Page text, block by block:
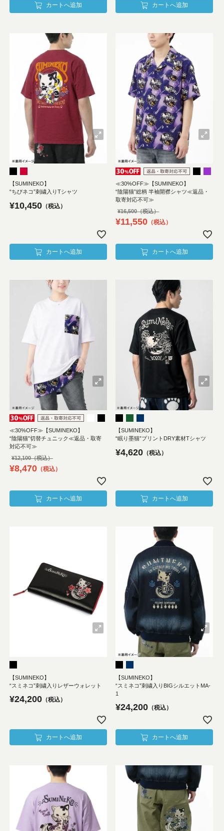
カートへ追加 カートへ追加
【SUMINEKO】
“ちびネコ”刺繍入りTシャツ
¥10,450 税込
カートへ追加
≪30%OFF≫【SUMINEKO】
“陰陽猫”総柄 半袖開襟シャツ≪返品・
取寄対応不可≫
¥16,500
¥11,550 税込
カートへ追加
≪30%OFF≫【SUMINEKO】
“陰陽猫”切替チュニック≪返品・取寄
対応不可≫
¥12,100
¥8,470 税込
カートへ追加
【SUMINEKO】
“眠り墨猫”プリントDRY素材Tシャツ
¥4,620 税込
カートへ追加
【SUMINEKO】
“スミネコ”刺繍入りレザーウォレット
¥24,200 税込
カートへ追加
【SUMINEKO】
“スミネコ”刺繍入りBIGシルエットMA-
1
¥24,200 税込
カートへ追加